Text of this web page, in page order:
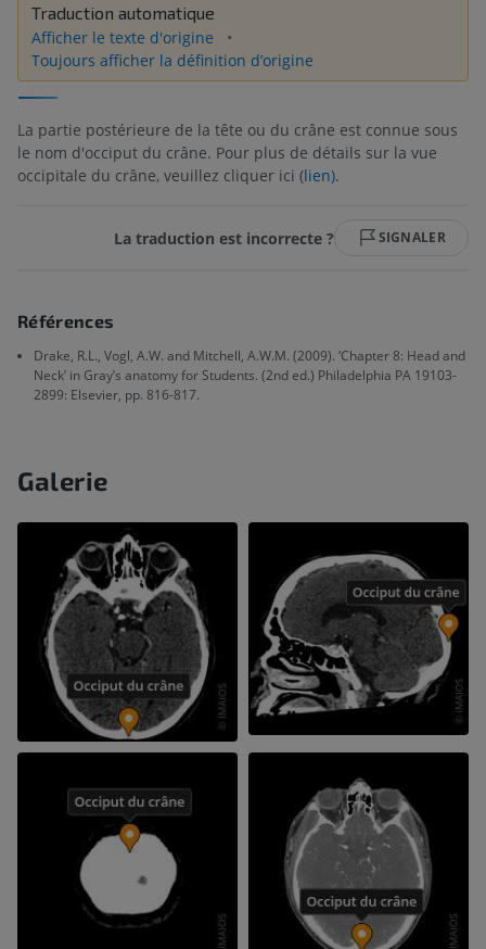
Traduction automatique
Afficher le texte d'origine
Toujours afficher la définition d’origine
La partie postérieure de la tête ou du crâne est connue sous
le nom d'occiput du crâne. Pour plus de détails sur la vue
occipitale du crâne, veuillez cliquer ici (lien).
La traduction est incorrecte ? SIGNALER
Références
Drake, R.L., Vogl, A.W. and Mitchell, A.W.M. (2009). ‘Chapter 8: Head and
Neck’ in Gray’s anatomy for Students. (2nd ed.) Philadelphia PA 19103-
2899: Elsevier, pp. 816-817.
Galerie